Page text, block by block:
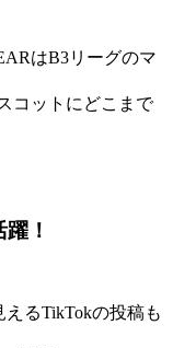
はB3リーグのマ
コットにどこまで
！
るTikTokの投稿も